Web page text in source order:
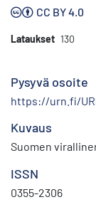
CC BY 4.0
Lataukset 130
Pysyvä osoite
https://urn.fi/
Kuvaus
Suomen
ISSN
0355-2306